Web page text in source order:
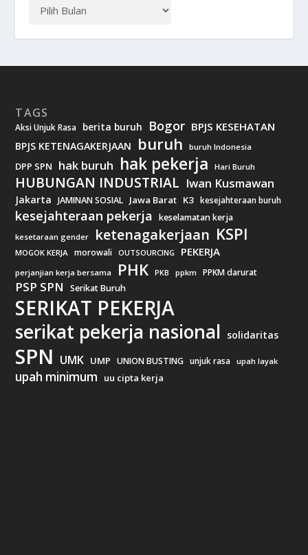
TAGS
Aksi Unjuk Rasa berita buruh Bogor BPJS KESEHATAN
BPJS KETENAGAKERJAAN buruh buruh Indonesia
DPP SPN hak buruh hak pekerja Hari Buruh
HUBUNGAN INDUSTRIAL Iwan Kusmawan
Jakarta JAMINAN SOSIAL Jawa Barat K3 kesejahteraan buruh
kesejahteraan pekerja keselamatan kerja
kesetaraan gender ketenagakerjaan KSPI
MOGOK KERJA morowali OUTSOURCING PEKERJA
perjanjian kerja bersama PHK PKB ppkm PPKM darurat
PSP SPN Serikat Buruh
SERIKAT PEKERJA
serikat pekerja nasional solidaritas
SPN UMK UMP UNION BUSTING unjuk rasa upah layak
upah minimum uu cipta kerja